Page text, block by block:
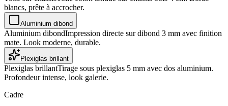
blancs, prête à accrocher.
Aluminium dibond
Aluminium dibondImpression directe sur dibond 3 mm avec finition
mate. Look moderne, durable.
Plexiglas brillant
Plexiglas brillantTirage sous plexiglas 5 mm avec dos aluminium.
Profondeur intense, look galerie.
Cadre